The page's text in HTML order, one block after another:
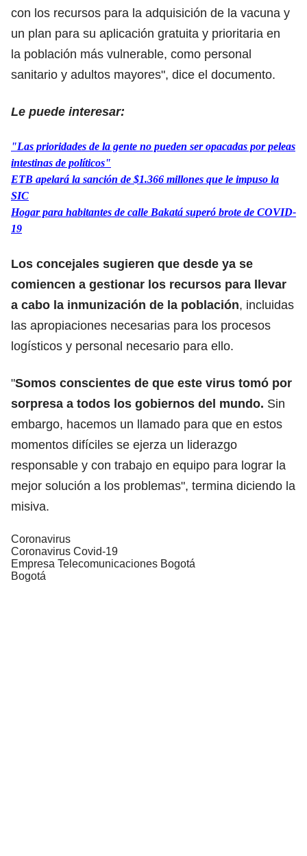
con los recursos para la adquisición de la vacuna y
un plan para su aplicación gratuita y prioritaria en
la población más vulnerable, como personal
sanitario y adultos mayores", dice el documento.
Le puede interesar:
"Las prioridades de la gente no pueden ser opacadas por peleas
intestinas de políticos"
ETB apelará la sanción de $1.366 millones que le impuso la
SIC
Hogar para habitantes de calle Bakatá superó brote de COVID-
19
Los concejales sugieren que desde ya se
comiencen a gestionar los recursos para llevar
a cabo la inmunización de la población, incluidas
las apropiaciones necesarias para los procesos
logísticos y personal necesario para ello.
"Somos conscientes de que este virus tomó por
sorpresa a todos los gobiernos del mundo. Sin
embargo, hacemos un llamado para que en estos
momentos difíciles se ejerza un liderazgo
responsable y con trabajo en equipo para lograr la
mejor solución a los problemas", termina diciendo la
misiva.
Coronavirus
Coronavirus Covid-19
Empresa Telecomunicaciones Bogotá
Bogotá